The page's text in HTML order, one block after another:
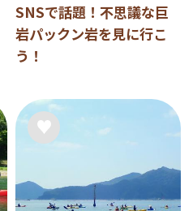
SNSで話題！不思議な巨
岩パックン岩を見に行こ
う！